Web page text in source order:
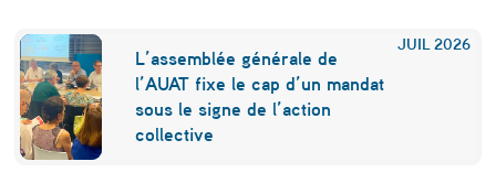
0
2
3
f
a
JUIL 2026
L’assemblée générale de
l’AUAT fixe le cap d’un mandat
sous le signe de l’action
collective